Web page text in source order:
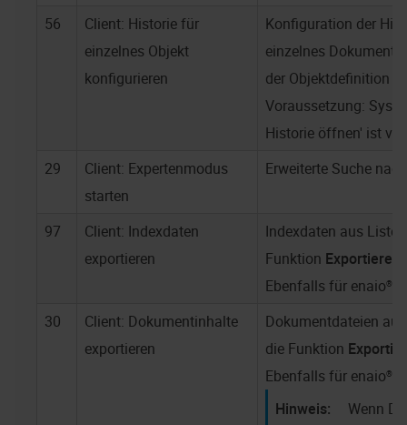
56
Client: Historie für
einzelnes Objekt
konfigurieren
Konfiguration der
einzelnes Dokument,
der Objektdefinition
Voraussetzung:
Historie öffnen' ist
29
Client: Expertenmodus
starten
Erweiterte Suche
97
Client: Indexdaten
exportieren
Indexdaten aus
Funktion Exportieren
Ebenfalls für enaio®
30
Client: Dokumentinhalte
exportieren
Dokumentdateien
die Funktion
Ebenfalls für enaio®
Wenn